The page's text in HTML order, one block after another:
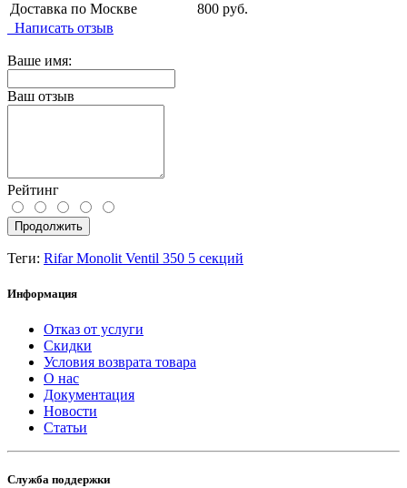
Доставка по Москве
800 руб.
Написать отзыв
Ваше имя:
Ваш отзыв
Рейтинг
Продолжить
Теги: Rifar Monolit Ventil 350 5 секций
Информация
Отказ от услуги
Скидки
Условия возврата товара
О нас
Документация
Новости
Статьи
Служба поддержки